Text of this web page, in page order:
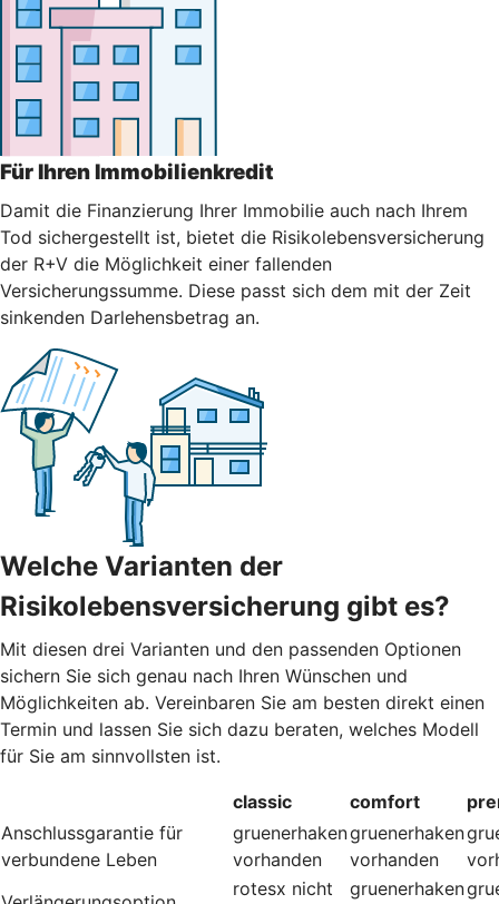
Für Ihren Immobilienkredit
Damit die Finanzierung Ihrer Immobilie auch nach Ihrem
Tod sichergestellt ist, bietet die Risikolebensversicherung
der R+V die Möglichkeit einer fallenden
Versicherungssumme. Diese passt sich dem mit der Zeit
sinkenden Darlehensbetrag an.
Welche Varianten der
Risikolebensversicherung gibt es?
Mit diesen drei Varianten und den passenden Optionen
sichern Sie sich genau nach Ihren Wünschen und
Möglichkeiten ab. Vereinbaren Sie am besten direkt einen
Termin und lassen Sie sich dazu beraten, welches Modell
für Sie am sinnvollsten ist.
classic comfort
Anschlussgarantie für
verbundene Leben
gruenerhaken
vorhanden
gruenerhaken
vorhanden
rotesx nicht
gruenerhaken